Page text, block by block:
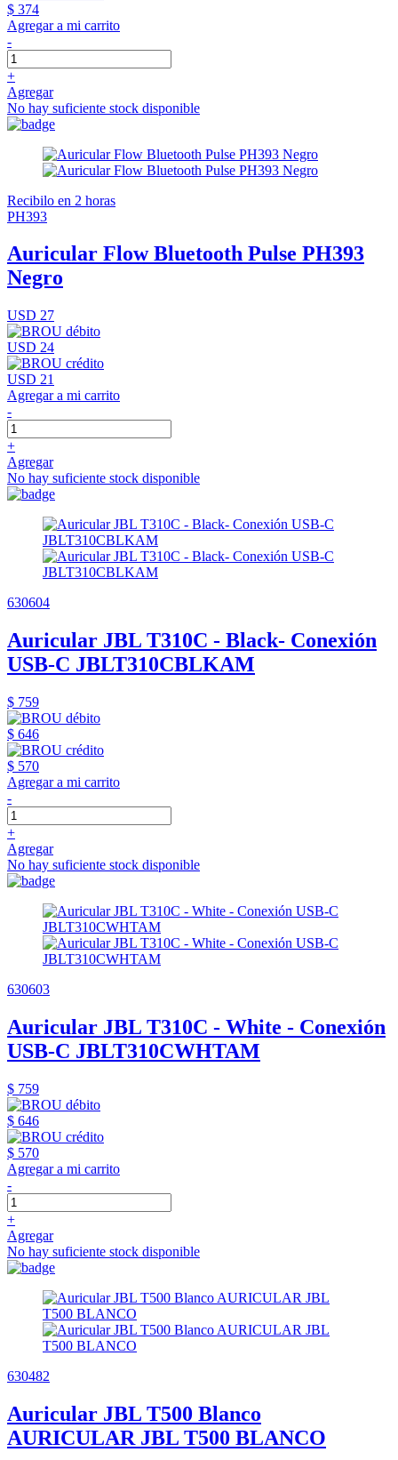
$ 374
Agregar a mi carrito
-
+
Agregar
No hay suficiente stock disponible
Recibilo en 2 horas
PH393
Auricular Flow Bluetooth Pulse PH393
Negro
USD 27
USD 24
USD 21
Agregar a mi carrito
-
+
Agregar
No hay suficiente stock disponible
630604
Auricular JBL T310C - Black- Conexión
USB-C JBLT310CBLKAM
$ 759
$ 646
$ 570
Agregar a mi carrito
-
+
Agregar
No hay suficiente stock disponible
630603
Auricular JBL T310C - White - Conexión
USB-C JBLT310CWHTAM
$ 759
$ 646
$ 570
Agregar a mi carrito
-
+
Agregar
No hay suficiente stock disponible
630482
Auricular JBL T500 Blanco
AURICULAR JBL T500 BLANCO